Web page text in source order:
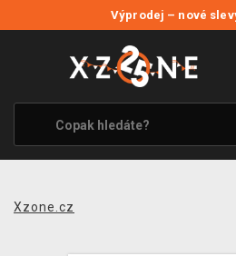
Výprodej – nové
VÝPRODEJ
VIDEOHRY
XZONE ORIGINALS
TÉMATIKY
Xzone.cz